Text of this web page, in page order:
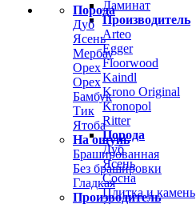
Порода
Дуб
Ясень
Мербау
Орех
Орех
Бамбук
Тик
Ятоба
На ощупь
Брашированная
Без брашировки
Гладкая
Производитель
Ламинат
Производитель
Arteo
Egger
Floorwood
Kaindl
Krono Original
Kronopol
Ritter
Порода
Дуб
Ясень
Сосна
Плитка и камень